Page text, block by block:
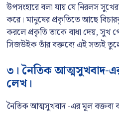
উপসংহারে বলা যায় যে নিরলস সুখের
করে। মানুষের প্রকৃতিতে আছে
করলে প্রকৃতি তাকে বাধা দেয়, সুখ
সিজউইক তাঁর বক্তব্যে এই সত্যই
৩। নৈতিক আত্মসুখবাদ-
লেখ।
নৈতিক আত্মসুখবাদ -এর মূল বক্তব্য